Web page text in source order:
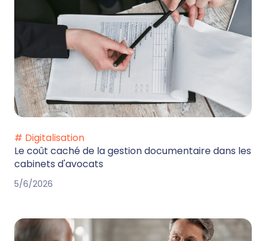
# Digitalisation
Le coût caché de la gestion documentaire dans les
cabinets d'avocats
5/6/2026